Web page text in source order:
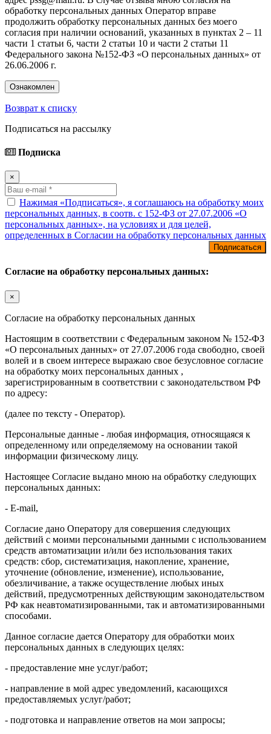
обработку персональных данных Оператор вправе
продолжить обработку персональных данных без моего
согласия при наличии оснований, указанных в пунктах 2 – 11
части 1 статьи 6, части 2 статьи 10 и части 2 статьи 11
Федерального закона №152-ФЗ «О персональных данных» от
26.06.2006 г.
Ознакомлен
Возврат к списку
Подписаться на рассылку
Подписка
×
Нажимая «Подписаться», я соглашаюсь на обработку моих
персональных данных, в соотв. с 152-ФЗ от 27.07.2006 «О
персональных данных», на условиях и для целей,
определенных в Согласии на обработку персональных данных
Согласие на обработку персональных данных:
×
Согласие на обработку персональных данных
Настоящим в соответствии с Федеральным законом № 152-ФЗ
«О персональных данных» от 27.07.2006 года свободно, своей
волей и в своем интересе выражаю свое безусловное согласие
на обработку моих персональных данных ,
зарегистрированным в соответствии с законодательством РФ
по адресу:
(далее по тексту - Оператор).
Персональные данные - любая информация, относящаяся к
определенному или определяемому на основании такой
информации физическому лицу.
Настоящее Согласие выдано мною на обработку следующих
персональных данных:
- E-mail,
Согласие дано Оператору для совершения следующих
действий с моими персональными данными с использованием
средств автоматизации и/или без использования таких
средств: сбор, систематизация, накопление, хранение,
уточнение (обновление, изменение), использование,
обезличивание, а также осуществление любых иных
действий, предусмотренных действующим законодательством
РФ как неавтоматизированными, так и автоматизированными
способами.
Данное согласие дается Оператору для обработки моих
персональных данных в следующих целях:
- предоставление мне услуг/работ;
- направление в мой адрес уведомлений, касающихся
предоставляемых услуг/работ;
- подготовка и направление ответов на мои запросы;